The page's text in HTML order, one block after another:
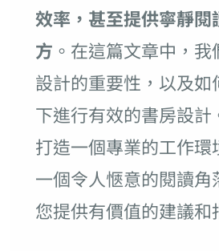
效率，甚至提供寧靜閱
方 。在這篇文章中，
設計的重要性，以及如
下進行有效的書房設計
打造一個專業的工作環
一個令人愜意的閱讀角
您提供有價值的建議和